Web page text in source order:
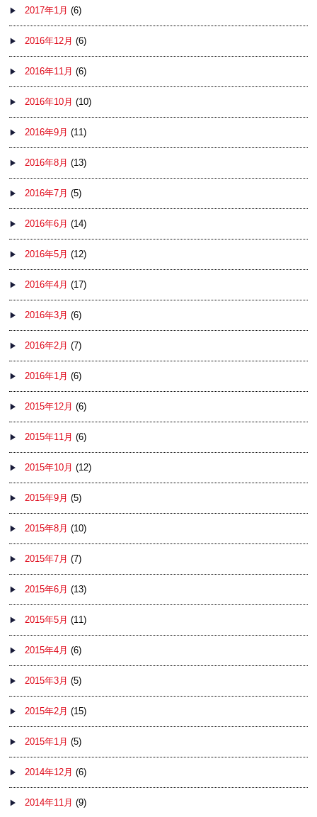
2017年1月 (6)
2016年12月 (6)
2016年11月 (6)
2016年10月 (10)
2016年9月 (11)
2016年8月 (13)
2016年7月 (5)
2016年6月 (14)
2016年5月 (12)
2016年4月 (17)
2016年3月 (6)
2016年2月 (7)
2016年1月 (6)
2015年12月 (6)
2015年11月 (6)
2015年10月 (12)
2015年9月 (5)
2015年8月 (10)
2015年7月 (7)
2015年6月 (13)
2015年5月 (11)
2015年4月 (6)
2015年3月 (5)
2015年2月 (15)
2015年1月 (5)
2014年12月 (6)
2014年11月 (9)